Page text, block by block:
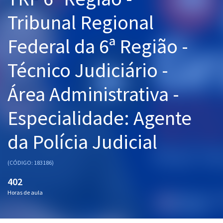
Graduação
Mentorias
Questões grátis
Conteúdo gratuito
Blog
Aprovados
Atendimento
Tribunal Regional
Federal da 6ª Região -
Técnico Judiciário -
Área Administrativa -
Especialidade: Agente
da Polícia Judicial
(CÓDIGO: 183186)
402
Horas de aula